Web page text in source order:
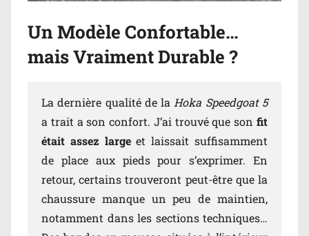
Un Modèle Confortable…
mais Vraiment Durable ?
La dernière qualité de laHoka Speedgoat 5
a trait a son confort. J’ai trouvé que son fit
était assez largeet laissait suffisamment
de place aux pieds pour s’exprimer. En
retour, certains trouveront peut-être que la
chaussure manque un peu de maintien,
notamment dans les sections techniques…